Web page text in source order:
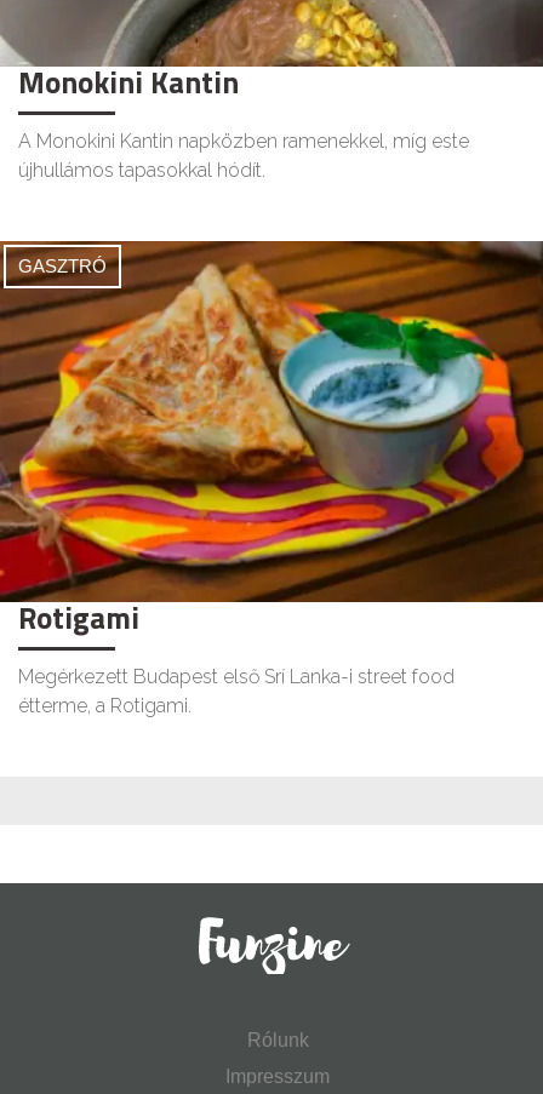
Monokini Kantin
A Monokini Kantin napközben ramenekkel, míg este
újhullámos tapasokkal hódít.
GASZTRÓ
Rotigami
Megérkezett Budapest első Srí Lanka-i street food
étterme, a Rotigami.
Rólunk
Impresszum